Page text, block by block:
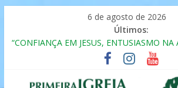
6 de agosto de 2026
Últimos:
“CONFIANÇA EM JESUS, ENTUSIASMO NA
Seminário da Família 2025
Formação em Inclusão, Ensino e